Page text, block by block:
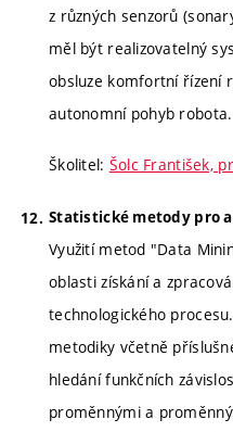
z různých senzorů
měl být realizovatelný
obsluze komfortní řízení
autonomní pohyb robota.
Školitel: Šolc František,
Statistické metody pro
Využití metod "Data
oblasti získání a
technologického
metodiky včetně
hledání funkčních
proměnnými a